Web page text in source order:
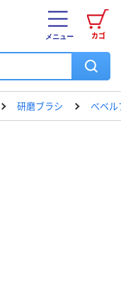
カゴ
メニュー
研磨ブラシ べベル